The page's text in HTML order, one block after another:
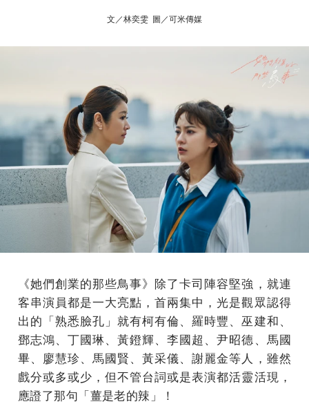
文／林奕雯 圖／可米傳媒
《她們創業的那些鳥事》除了卡司陣容堅強，就連
客串演員都是一大亮點，首兩集中，光是觀眾認得
出的「熟悉臉孔」就有柯有倫、羅時豐、巫建和、
鄧志鴻、丁國琳、黃鐙輝、李國超、尹昭德、馬國
畢、廖慧珍、馬國賢、黃采儀、謝麗金等人，雖然
戲分或多或少，但不管台詞或是表演都活靈活現，
應證了那句「薑是老的辣」！